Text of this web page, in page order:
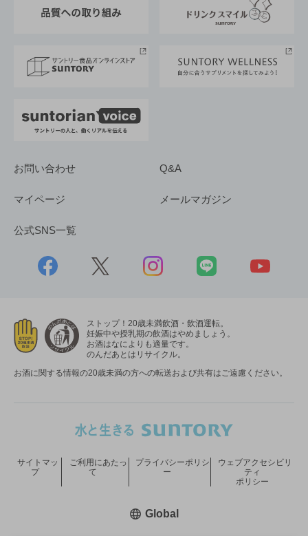
採用情報
お問い合わせ Q&A
マイページ メールマガジン
公式SNS一覧
ストップ！20歳未満飲酒・飲酒運転。
妊娠中や授乳期の飲酒はやめましょう。
お酒はなによりも適量です。
のんだあとはリサイクル。
お酒に関する情報の20歳未満の方への転送および共有はご遠慮ください。
サイトマッ
プ
ご利用にあたっ
て
プライバシーポリシ
ー
ウェブアクセシビリ
ティ
ポリシー
Global新しいウィンドウで開く